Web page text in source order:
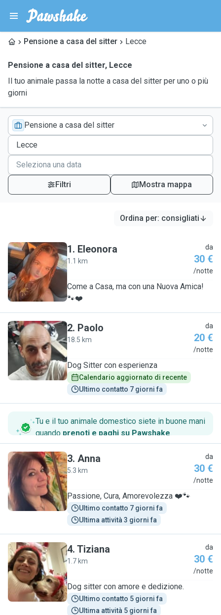
Pensione a casa del sitter Lecce
Pensione a casa del sitter, Lecce
Il tuo animale passa la notte a casa del sitter per uno o più
giorni
Pensione a casa del sitter
Filtri Mostra mappa
Ordina per: consigliati
E
1. Eleonora
1.1 km
da
30 €
/notte
Come a Casa, ma con una Nuova Amica!
🐾❤️
P
2. Paolo
18.5 km
da
20 €
/notte
Dog Sitter con esperienza
Calendario aggiornato di recente
Ultimo contatto 7 giorni fa
Tu e il tuo animale domestico siete in buone mani
quando prenoti e paghi su Pawshake.
A
3. Anna
5.3 km
da
30 €
/notte
Passione, Cura, Amorevolezza ❤️🐾
Ultimo contatto 7 giorni fa
Ultima attività 3 giorni fa
T
4. Tiziana
1.7 km
da
30 €
/notte
Dog sitter con amore e dedizione.
Ultimo contatto 5 giorni fa
Ultima attività 5 giorni fa